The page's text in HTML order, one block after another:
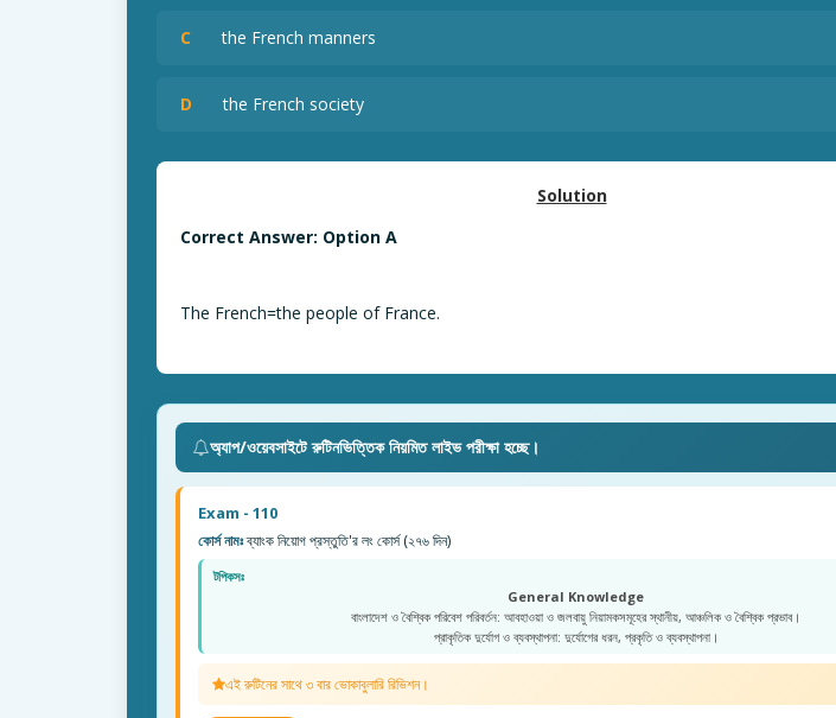
C the French manners
D the French society
Solution
Correct Answer: Option A
The French=the people of France.
অ্যাপ/ওয়েবসাইটে রুটিনভিত্তিক নিয়মিত লাইভ পরীক্ষা হচ্ছে।
Exam - 110
কোর্স নামঃব্যাংক নিয়োগ প্রস্তুতি'র লং কোর্স (২৭৬ দিন)
টপিকসঃ
General Knowledge
বাংলাদেশ ও বৈশ্বিক পরিবেশ পরিবর্তন: আবহাওয়া ও জলবায়ু নিয়ামকসমূহের স্থানীয়, আঞ্চলিক ও বৈশ্বিক প্রভাব।
প্রাকৃতিক দুর্যোগ ও ব্যবস্থাপনা: দুর্যোগের ধরন, প্রকৃতি ও ব্যবস্থাপনা।
এই রুটিনের সাথে ৩ বার ভোকাবুলারি রিভিশন।